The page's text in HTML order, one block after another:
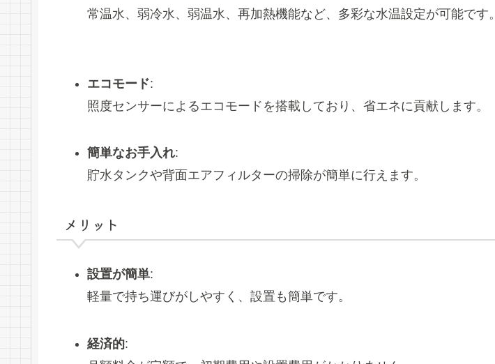
常温水、弱冷水、弱温水、再加熱機能など、多彩な水温設定が可能です。
エコモード:
照度センサーによるエコモードを搭載しており、省エネに貢献します。
簡単なお手入れ:
貯水タンクや背面エアフィルターの掃除が簡単に行えます。
メリット
設置が簡単:
軽量で持ち運びがしやすく、設置も簡単です。
経済的: